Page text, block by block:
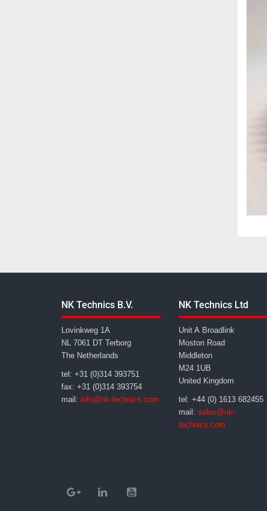
NK Technics B.V.
Lovinkweg 1A
NL 7061 DT Terborg
The Netherlands
tel: +31 (0)314 393751
fax: +31 (0)314 393754
mail: info@nk-technics.com
NK Technics Ltd
Unit A Broadlink
Moston Road
Middleton
M24 1UB
United Kingdom
tel: +44 (0) 1613 682455
mail: sales@nk-
technics.com